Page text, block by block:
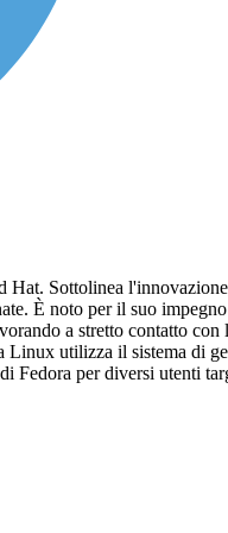
Sottolinea
È noto per il suo
a stretto contatto
utilizza il sistema di
Fedora per diversi utenti